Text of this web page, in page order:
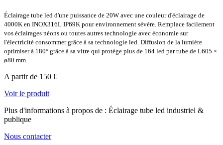
Éclairage tube led d'une puissance de 20W avec une couleur d'éclairage de
4000K en INOX316L IP69K pour environnement sévére. Remplace facilement
vos éclairages néons ou toutes autres technologie avec économie sur
l'électricité consommer grâce à sa technologie led. Diffusion de la lumière
optimiser à 180° grâce à sa vitre qui protège plus de 164 led par tube de L605 ×
ø80 mm.
A partir de 150 €
Voir le produit
Plus d'informations à propos de : Éclairage tube led industriel &
publique
Nous contacter